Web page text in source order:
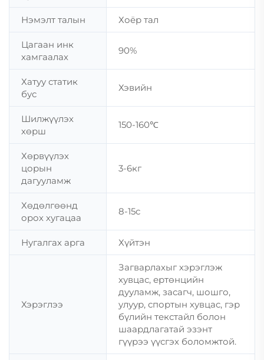
Нэмэлт талын Хоёр тал
Цагаан инк
хамгаалах
90%
Хатуу статик
бус
Хэвийн
Шилжүүлэх
хөрш
150-160℃
Хөрвүүлэх
цорын
дагууламж
3-6кг
Хөдөлгөөнд
орох хугацаа
8-15с
Нугалгах арга Хүйтэн
Хэрэглээ
Загварлахыг хэрэглэж
хувцас, ертөнцийн
дууламж, засагч, шошго,
улуур, спортын хувцас, гэр
бүлийн текстайл болон
шаардлагатай эзэнт
гүүрээ үүсгэх боломжтой.